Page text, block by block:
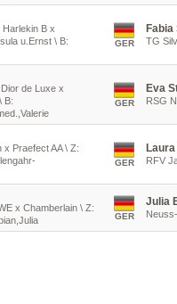
B x
u.Ernst \ B:
GER TG
de Luxe x
B:
GER
Eva
RSG
x Praefect AA \ Z:
GER RFV
x Chamberlain \ Z:
GER
Julia